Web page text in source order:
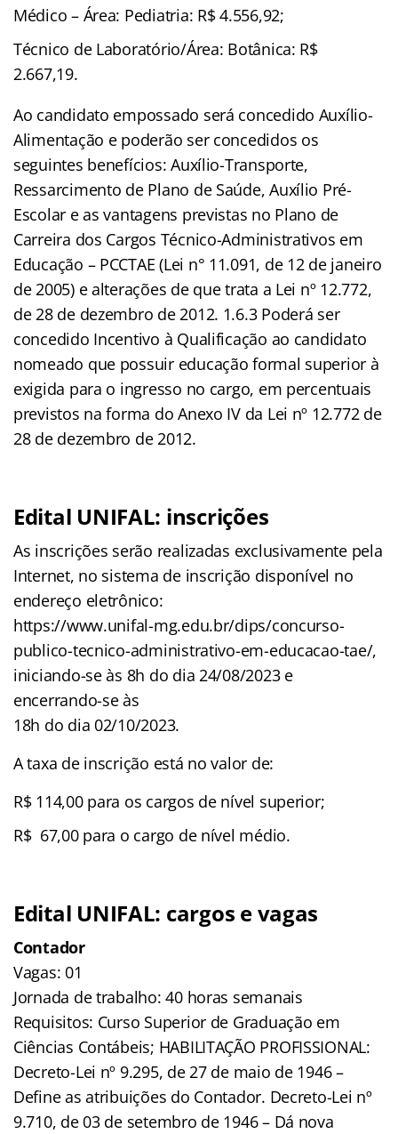
Médico – Área: Pediatria: R$ 4.556,92;
Técnico de Laboratório/Área: Botânica: R$
2.667,19.
Ao candidato empossado será concedido Auxílio-
Alimentação e poderão ser concedidos os
seguintes benefícios: Auxílio-Transporte,
Ressarcimento de Plano de Saúde, Auxílio Pré-
Escolar e as vantagens previstas no Plano de
Carreira dos Cargos Técnico-Administrativos em
Educação – PCCTAE (Lei n° 11.091, de 12 de janeiro
de 2005) e alterações de que trata a Lei nº 12.772,
de 28 de dezembro de 2012. 1.6.3 Poderá ser
concedido Incentivo à Qualificação ao candidato
nomeado que possuir educação formal superior à
exigida para o ingresso no cargo, em percentuais
previstos na forma do Anexo IV da Lei nº 12.772 de
28 de dezembro de 2012.
Edital UNIFAL: inscrições
As inscrições serão realizadas exclusivamente pela
Internet, no sistema de inscrição disponível no
endereço eletrônico:
https://www.unifal-mg.edu.br/dips/concurso-
publico-tecnico-administrativo-em-educacao-tae/,
iniciando-se às 8h do dia 24/08/2023 e
encerrando-se às
18h do dia 02/10/2023.
A taxa de inscrição está no valor de:
R$ 114,00 para os cargos de nível superior;
R$ 67,00 para o cargo de nível médio.
Edital UNIFAL: cargos e vagas
Contador
Vagas: 01
Jornada de trabalho: 40 horas semanais
Requisitos: Curso Superior de Graduação em
Ciências Contábeis; HABILITAÇÃO PROFISSIONAL:
Decreto-Lei nº 9.295, de 27 de maio de 1946 –
Define as atribuições do Contador. Decreto-Lei nº
9.710, de 03 de setembro de 1946 – Dá nova